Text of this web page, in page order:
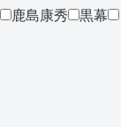
鹿島康秀
黒幕